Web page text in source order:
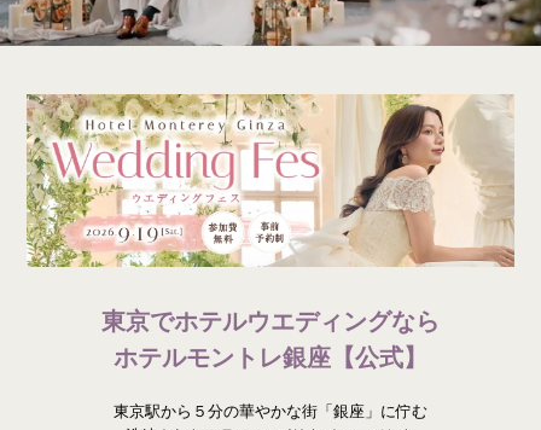
東京でホテルウエディングなら
ホテルモントレ銀座【公式】
東京駅から５分の華やかな街「銀座」に佇む